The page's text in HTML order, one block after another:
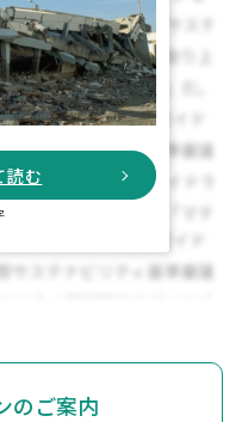
読む
のご案内